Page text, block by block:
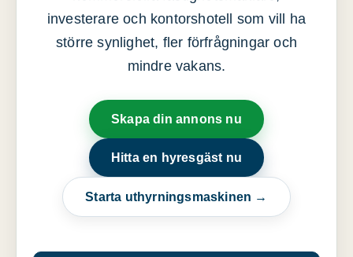
investerare och kontorshotell som vill ha
större synlighet, fler förfrågningar och
mindre vakans.
Skapa din annons nu
Hitta en hyresgäst nu
Starta uthyrningsmaskinen →